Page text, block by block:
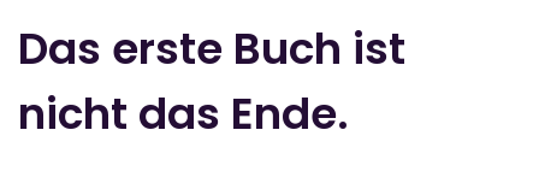
Das erste Buch ist
nicht das Ende.